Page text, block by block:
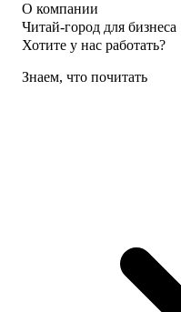
О компании
Читай-город для бизнеса
Хотите у нас работать?
Знаем, что почитать